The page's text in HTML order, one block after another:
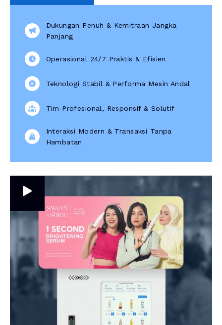
Dukungan Penuh & Kemitraan Jangka
Panjang
Operasional 24/7 Praktis & Efisien
Teknologi Stabil & Performa Mesin Andal
Tim Profesional, Responsif & Solutif
Interaksi Modern & Transaksi Tanpa
Hambatan